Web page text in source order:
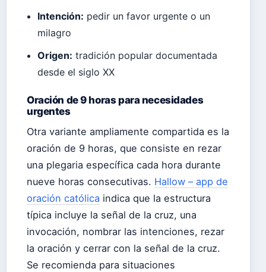
Intención: pedir un favor urgente o un
milagro
Origen: tradición popular documentada
desde el siglo XX
Oración de 9 horas para necesidades
urgentes
Otra variante ampliamente compartida es la
oración de 9 horas, que consiste en rezar
una plegaria específica cada hora durante
nueve horas consecutivas. Hallow – app de
oración católica indica que la estructura
típica incluye la señal de la cruz, una
invocación, nombrar las intenciones, rezar
la oración y cerrar con la señal de la cruz.
Se recomienda para situaciones